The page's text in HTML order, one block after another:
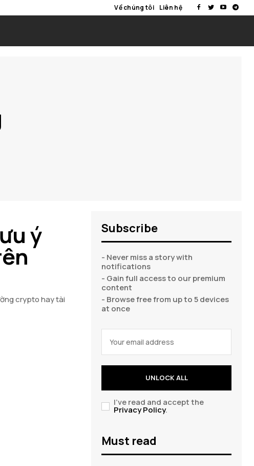
Về chúng tôi Liên hệ
ý
crypto hay tài
Subscribe
- Never miss a story with
notifications
- Gain full access to our premium
content
- Browse free from up to 5 devices
at once
UNLOCK ALL
I've read and accept the
Privacy Policy.
Must read